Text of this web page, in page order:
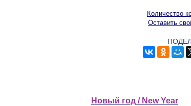
Количество
Оставить
Новый год / New Year